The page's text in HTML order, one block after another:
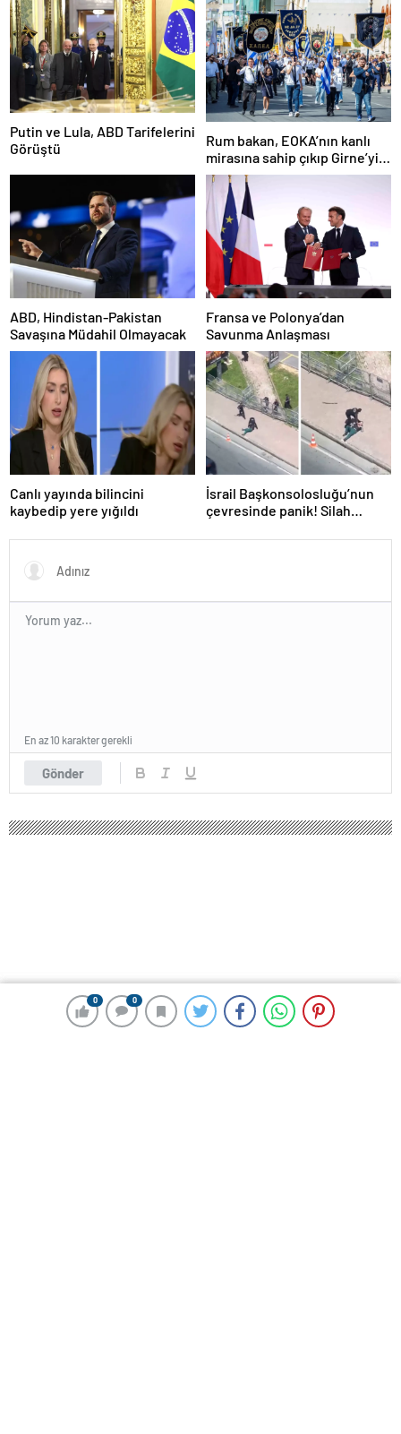
0 0
Putin ve Lula, ABD Tarifelerini
Görüştü
Rum bakan, EOKA’nın kanlı
mirasına sahip çıkıp Girne’yi
hedef gösterdi
ABD, Hindistan-Pakistan
Savaşına Müdahil Olmayacak
Fransa ve Polonya’dan
Savunma Anlaşması
Canlı yayında bilincini
kaybedip yere yığıldı
İsrail Başkonsolosluğu’nun
çevresinde panik! Silah
açıklama geldi
Gönder
En az 10 karakter gerekli
0 0